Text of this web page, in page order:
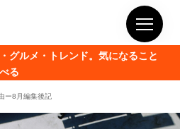
グルメ・トレンド。気になること
る
ー8月編集後記